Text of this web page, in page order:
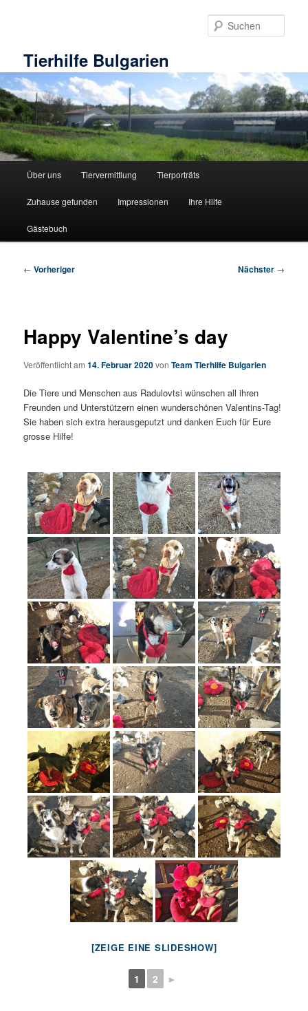
Tierhilfe Bulgarien
HauptmenüÜber uns Tiervermittlung Tierporträts
Zuhause gefunden Impressionen Ihre Hilfe
Gästebuch
Beitragsnavigation
← Vorheriger Nächster →
Happy Valentine’s day
Veröffentlicht am14. Februar 2020vonTeam Tierhilfe Bulgarien
Die Tiere und Menschen aus Radulovtsi wünschen all ihren
Freunden und Unterstützern einen wunderschönen Valentins-Tag!
Sie haben sich extra herausgeputzt und danken Euch für Eure
grosse Hilfe!
[ZEIGE EINE SLIDESHOW]
1 2 ►